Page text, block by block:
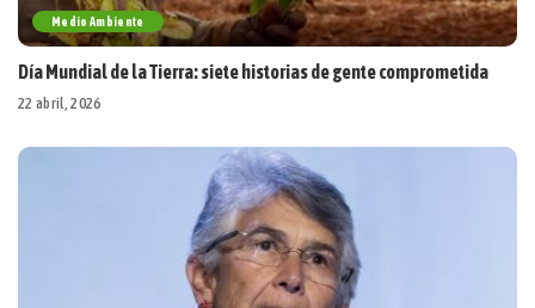
Medio Ambiente
Día Mundial de la Tierra: siete historias de gente comprometida
22 abril, 2026